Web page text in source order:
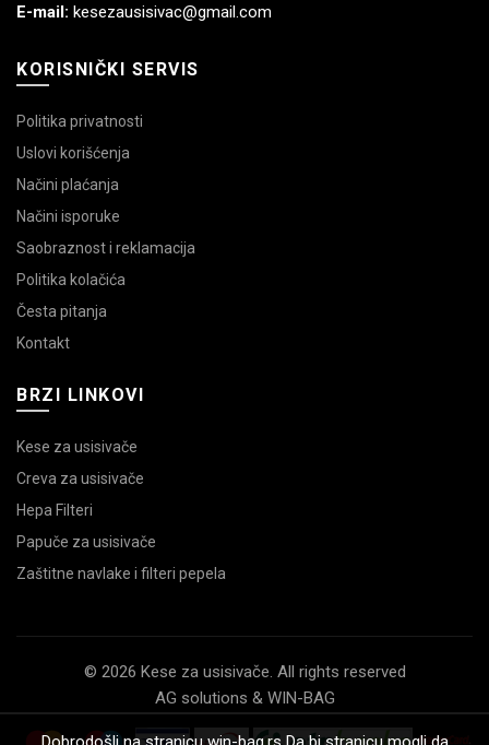
E-mail: kesezausisivac@gmail.com
KORISNIČKI SERVIS
Politika privatnosti
Uslovi korišćenja
Načini plaćanja
Načini isporuke
Saobraznost i reklamacija
Politika kolačića
Česta pitanja
Kontakt
BRZI LINKOVI
Kese za usisivače
Creva za usisivače
Hepa Filteri
Papuče za usisivače
Zaštitne navlake i filteri pepela
© 2026 Kese za usisivače. All rights reserved
AG solutions & WIN-BAG